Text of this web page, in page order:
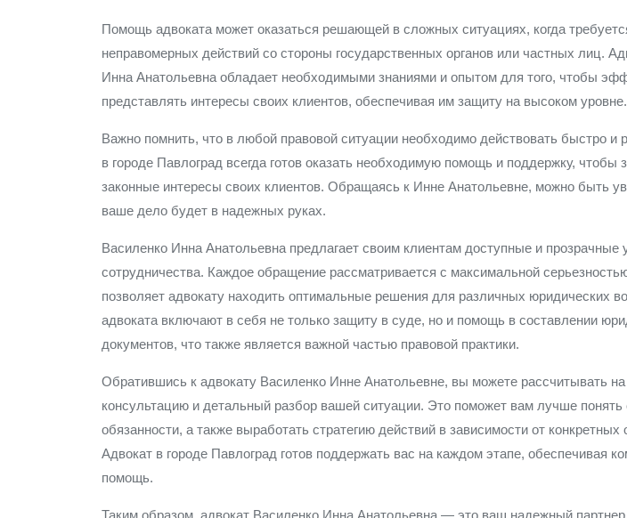
Помощь адвоката может оказаться решающей в сложных ситуациях, когда
неправомерных действий со стороны государственных органов или частных лиц.
Инна Анатольевна обладает необходимыми знаниями и опытом для того, чтобы
представлять интересы своих клиентов, обеспечивая им защиту на высоком уровне.
Важно помнить, что в любой правовой ситуации необходимо действовать быстро и
в городе Павлоград всегда готов оказать необходимую помощь и поддержку, чтобы
законные интересы своих клиентов. Обращаясь к Инне Анатольевне, можно быть
ваше дело будет в надежных руках.
Василенко Инна Анатольевна предлагает своим клиентам доступные и прозрачные
сотрудничества. Каждое обращение рассматривается с максимальной
позволяет адвокату находить оптимальные решения для различных юридических
адвоката включают в себя не только защиту в суде, но и помощь в составлении
документов, что также является важной частью правовой практики.
Обратившись к адвокату Василенко Инне Анатольевне, вы можете рассчитывать
консультацию и детальный разбор вашей ситуации. Это поможет вам лучше понять
обязанности, а также выработать стратегию действий в зависимости от конкретных
Адвокат в городе Павлоград готов поддержать вас на каждом этапе, обеспечивая
помощь.
Таким образом, адвокат Василенко Инна Анатольевна — это ваш надежный